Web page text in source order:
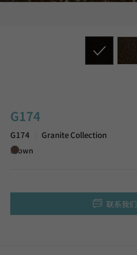
G174
G174 Granite Collection
Brown
联系我们